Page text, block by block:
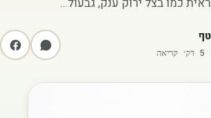
5 דק׳ קריאה